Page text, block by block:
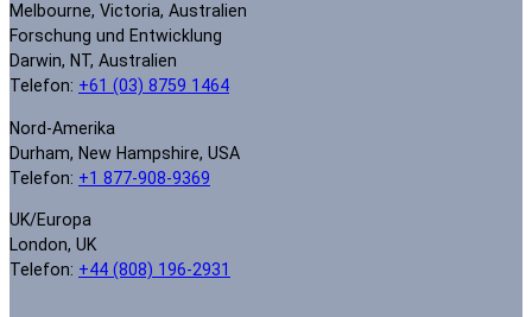
Melbourne, Victoria, Australien
Forschung und Entwicklung
Darwin, NT, Australien
Telefon: +61 (03) 8759 1464
Nord-Amerika
Durham, New Hampshire, USA
Telefon: +1 877-908-9369
UK/Europa
London, UK
Telefon: +44 (808) 196-2931